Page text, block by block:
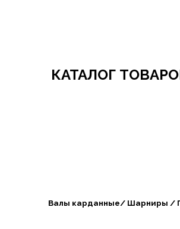
КАТАЛОГ
Валы карданные/ Шарниры /